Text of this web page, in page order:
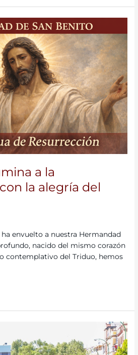
a la
la alegría del
ha envuelto a nuestra Hermandad
nacido del mismo corazón
contemplativo del Triduo, hemos